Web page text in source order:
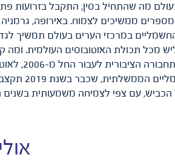
ממשיכים לצמוח. באירופה,
אחרות –
עם צפי לצמיחה משמעותית בשנים